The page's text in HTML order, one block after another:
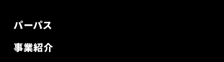
パーパス
事業紹介